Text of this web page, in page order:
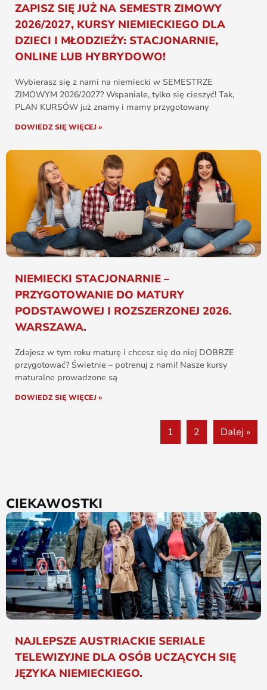
ZAPISZ SIĘ JUŻ NA SEMESTR ZIMOWY
2026/2027, KURSY NIEMIECKIEGO DLA
DZIECI I MŁODZIEŻY: STACJONARNIE,
ONLINE LUB HYBRYDOWO!
Wybierasz się z nami na niemiecki w SEMESTRZE
ZIMOWYM 2026/2027? Wspaniale, tylko się cieszyć! Tak,
PLAN KURSÓW już znamy i mamy przygotowany
DOWIEDZ SIĘ WIĘCEJ »
NIEMIECKI STACJONARNIE –
PRZYGOTOWANIE DO MATURY
PODSTAWOWEJ I ROZSZERZONEJ 2026.
WARSZAWA.
Zdajesz w tym roku maturę i chcesz się do niej DOBRZE
przygotować? Świetnie – potrenuj z nami! Nasze kursy
maturalne prowadzone są
DOWIEDZ SIĘ WIĘCEJ »
1 2 Dalej »
CIEKAWOSTKI
NAJLEPSZE AUSTRIACKIE SERIALE
TELEWIZYJNE DLA OSÓB UCZĄCYCH SIĘ
JĘZYKA NIEMIECKIEGO.